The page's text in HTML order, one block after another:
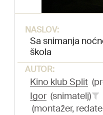
NASLOV:
Sa snimanja
škola
AUTOR:
Kino klub Split
Igor (snimatelj)
(montažer,